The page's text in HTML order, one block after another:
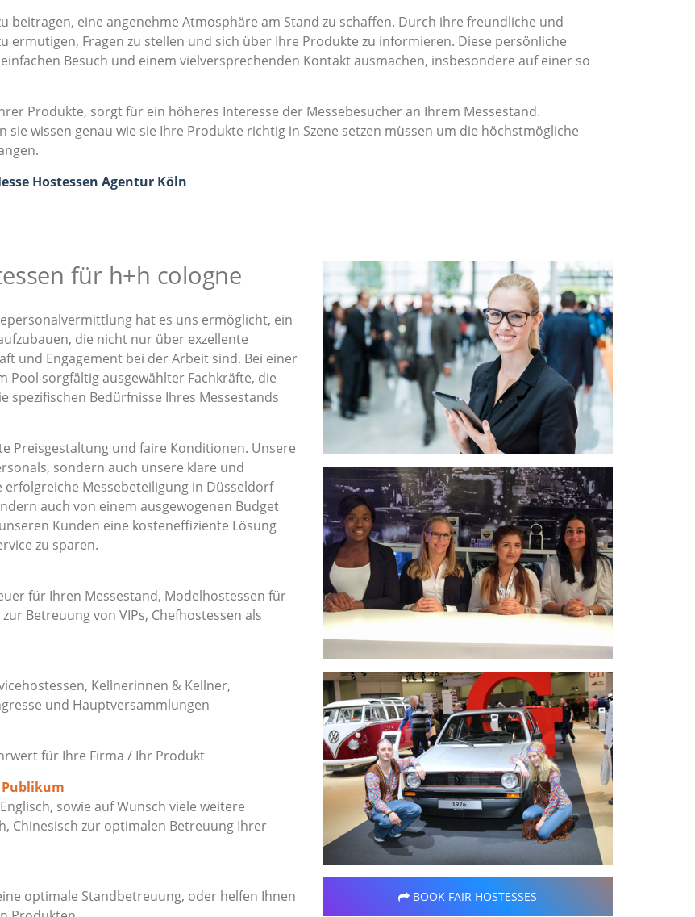
beitragen, eine angenehme Atmosphäre am Stand zu schaffen. Durch ihre freundliche und
ermutigen, Fragen zu stellen und sich über Ihre Produkte zu informieren. Diese persönliche
Besuch und einem vielversprechenden Kontakt ausmachen, insbesondere auf einer so
Produkte, sorgt für ein höheres Interesse der Messebesucher an Ihrem Messestand.
wissen genau wie sie Ihre Produkte richtig in Szene setzen müssen um die höchstmögliche
Hostessen Agentur Köln
für h+h cologne
hat es uns ermöglicht, ein
die nicht nur über exzellente
und Engagement bei der Arbeit sind. Bei einer
Pool sorgfältig ausgewählter Fachkräfte, die
Bedürfnisse Ihres Messestands
Preisgestaltung und faire Konditionen. Unsere
sondern auch unsere klare und
Messebeteiligung in Düsseldorf
auch von einem ausgewogenen Budget
Kunden eine kosteneffiziente Lösung
zu sparen.
für Ihren Messestand, Modelhostessen für
Betreuung von VIPs, Chefhostessen als
Kellnerinnen & Kellner,
und Hauptversammlungen
für Ihre Firma / Ihr Produkt
sowie auf Wunsch viele weitere
Chinesisch zur optimalen Betreuung Ihrer
optimale Standbetreuung, oder helfen Ihnen
BOOK FAIR HOSTESSES